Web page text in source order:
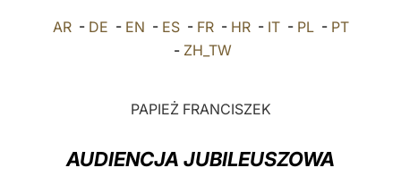
中文
AR- DE - EN - ES- FR- HR- IT- PL- PT
- ZH_TW
PAPIEŻ FRANCISZEK
AUDIENCJA JUBILEUSZOWA